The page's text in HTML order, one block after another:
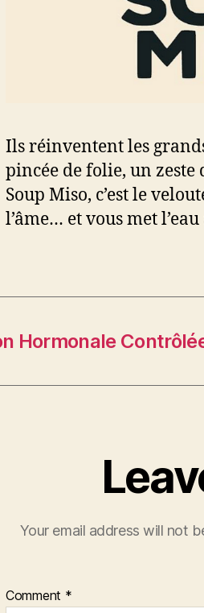
Ils réinventent les
pincée de folie, un zeste
Soup Miso, c’est le
l’âme… et vous met
Hormonale
Your email address will not
Comment *